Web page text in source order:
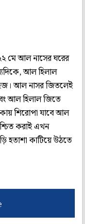
মে আল নাসের ঘরের
আল হিলাল
আল নাসর জিতলেই
আল হিলাল জিতে
শিরোপা যাবে আল
করাই এখন
হতাশা কাটিয়ে উঠতে